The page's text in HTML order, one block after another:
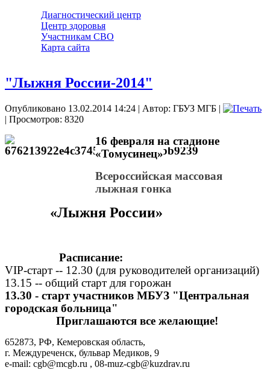
Диагностический центр
Центр здоровья
Участникам СВО
Карта сайта
"Лыжня России-2014"
Опубликовано 13.02.2014 14:24 | Автор: ГБУЗ МГБ |
| Просмотров: 8320
16 февраля на стадионе
«Томусинец»
Всероссийская массовая
лыжная гонка
«Лыжня России»
Расписание:
VIP-старт -- 12.30 (для руководителей организаций)
13.15 -- общий старт для горожан
13.30 - старт участников МБУЗ "Центральная
городская больница"
Приглашаются все желающие!
652873, РФ, Кемеровская область,
г. Междуреченск, бульвар Медиков, 9
e-mail: cgb@mcgb.ru , 08-muz-cgb@kuzdrav.ru